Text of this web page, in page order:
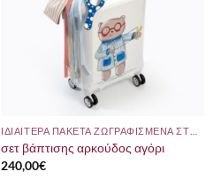
σετ βάπτισης αρκούδος αγόρι
240,00€